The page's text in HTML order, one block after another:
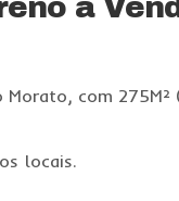
à
com 275M²
locais.